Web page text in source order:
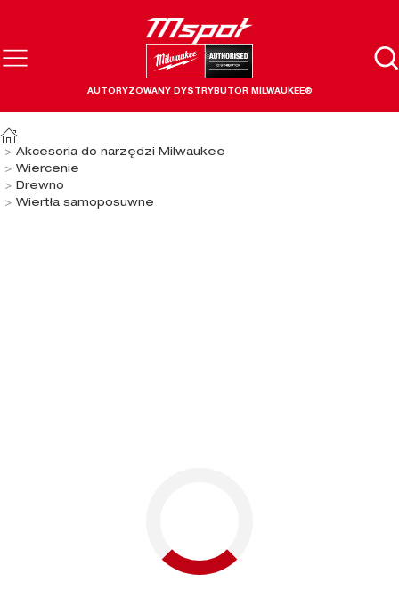
AUTORYZOWANY DYSTRYBUTOR MILWAUKEE®
Akcesoria do narzędzi Milwaukee
Wiercenie
Drewno
Wiertła samoposuwne